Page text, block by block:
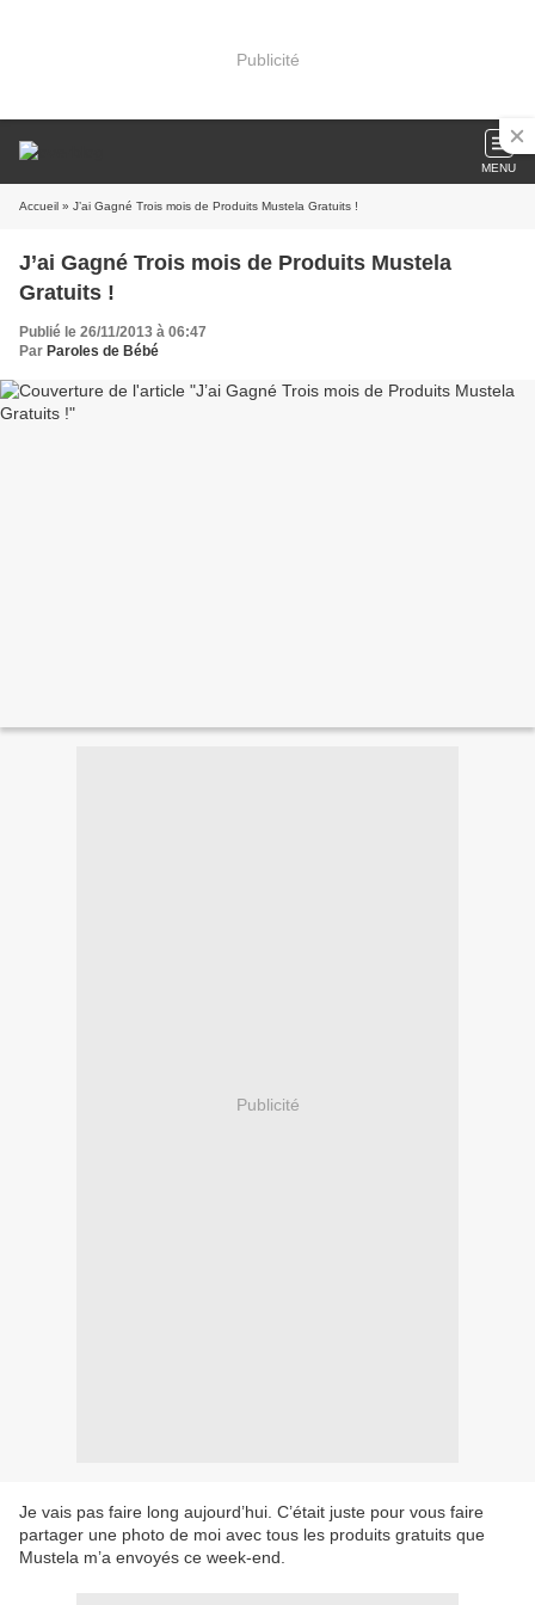
Publicité
MENU
Accueil » J’ai Gagné Trois mois de Produits Mustela Gratuits !
J’ai Gagné Trois mois de Produits Mustela
Gratuits !
Publié le 26/11/2013 à 06:47
Par Paroles de Bébé
Publicité
Je vais pas faire long aujourd’hui. C’était juste pour vous faire
partager une photo de moi avec tous les produits gratuits que
Mustela m’a envoyés ce week-end.